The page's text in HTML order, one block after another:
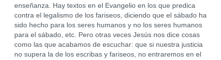
enseñanza. Hay textos en el Evangelio en los que predica
contra el legalismo de los fariseos, diciendo que el sábado ha
sido hecho para los seres humanos y no los seres humanos
para el sábado, etc. Pero otras veces Jesús nos dice cosas
como las que acabamos de escuchar: que si nuestra justicia
no supera la de los escribas y fariseos, no entraremos en el